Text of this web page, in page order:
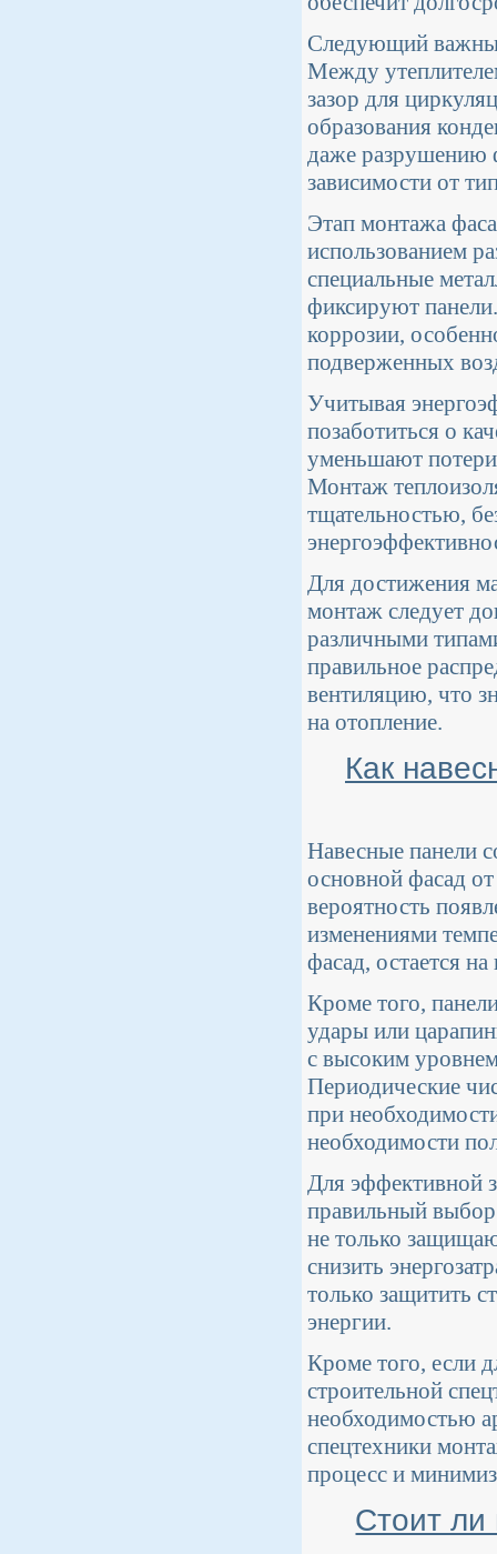
Следующий
Между
зазор для
образования
даже разрушению
зависимости от
Этап монтажа
использованием
специальные
фиксируют
коррозии,
подверженных
Учитывая
позаботиться о
уменьшают
Монтаж
тщательностью,
Для достижения
монтаж следует
различными
правильное
вентиляцию, что
на отопление.
Как
Навесные панели
основной фасад
вероятность
изменениями
фасад, остается
Кроме того,
удары или
с высоким
Периодические
при
необходимости
Для эффективной
правильный выбор
не только
снизить
только защитить
энергии.
Кроме того, если
строительной
необходимостью
спецтехники
процесс и
Стоит ли